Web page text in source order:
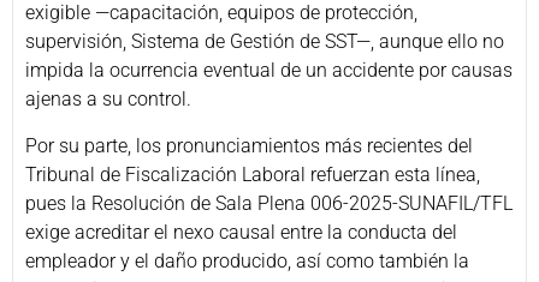
exigible —capacitación, equipos de protección,
supervisión, Sistema de Gestión de SST—, aunque ello no
impida la ocurrencia eventual de un accidente por causas
ajenas a su control.
Por su parte, los pronunciamientos más recientes del
Tribunal de Fiscalización Laboral refuerzan esta línea,
pues la Resolución de Sala Plena 006-2025-SUNAFIL/TFL
exige acreditar el nexo causal entre la conducta del
empleador y el daño producido, así como también la